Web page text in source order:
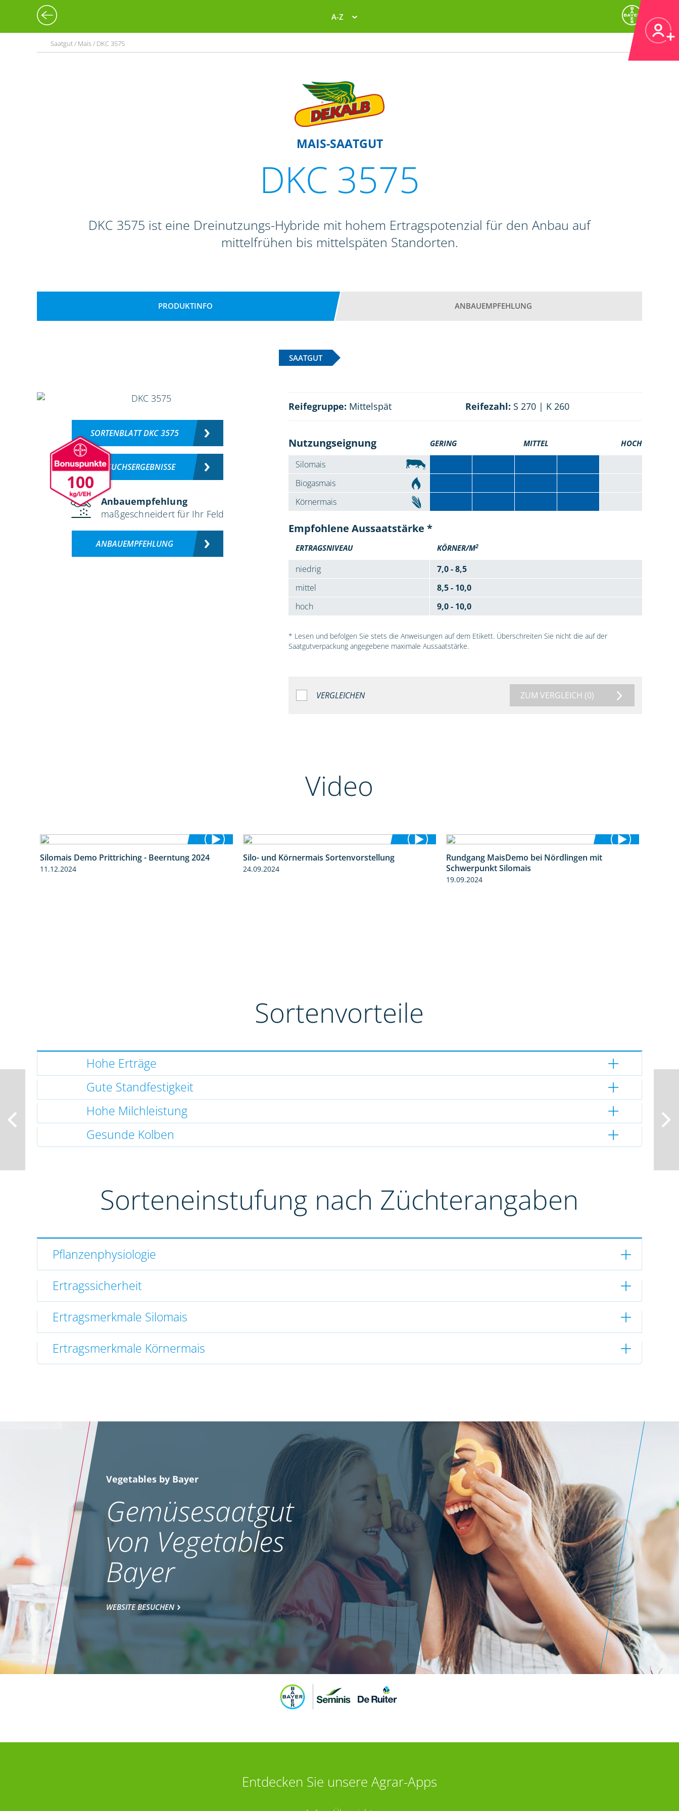
A-Z
Saatgut / Mais / DKC 3575
MAIS-SAATGUT
DKC 3575
DKC 3575 ist eine Dreinutzungs-Hybride mit hohem Ertragspotenzial für den Anbau auf
mittelfrühen bis mittelspäten Standorten.
PRODUKTINFO ANBAUEMPFEHLUNG
SAATGUT
100
SORTENBLATT DKC 3575
VERSUCHSERGEBNISSE
Anbauempfehlung
maßgeschneidert für Ihr Feld
ANBAUEMPFEHLUNG
Reifegruppe: Mittelspät Reifezahl: S 270 | K 260
Nutzungseignung GERING MITTEL HOCH
Silomais
Biogasmais
Körnermais
Empfohlene Aussaatstärke *
ERTRAGSNIVEAU KÖRNER/M2
niedrig
7,0 - 8,5
mittel
8,5 - 10,0
hoch
9,0 - 10,0
* Lesen und befolgen Sie stets die Anweisungen auf dem Etikett. Überschreiten Sie nicht die auf der
Saatgutverpackung angegebene maximale Aussaatstärke.
VERGLEICHEN ZUM VERGLEICH (0)
Video
12:28
Silomais Demo Prittriching - Beerntung 2024
11.12.2024
Silo- und Körnermais Sortenvorstellung
24.09.2024
Rundgang MaisDemo bei Nördlingen mit
Schwerpunkt Silomais
19.09.2024
Sortenvorteile
Hohe Erträge
Gute Standfestigkeit
Hohe Milchleistung
Gesunde Kolben
Sorteneinstufung nach Züchterangaben
Pflanzenphysiologie
Ertragssicherheit
Ertragsmerkmale Silomais
Ertragsmerkmale Körnermais
Vegetables by Bayer
Gemüsesaatgut
von Vegetables
Bayer
WEBSITE BESUCHEN
Entdecken Sie unsere Agrar-Apps